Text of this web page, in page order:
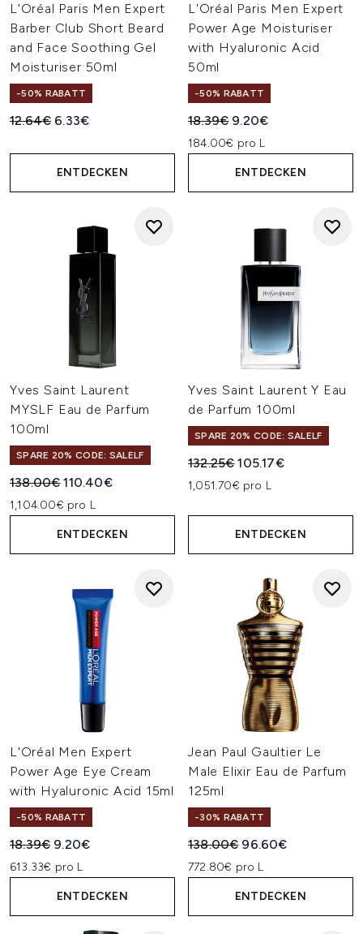
L'Oréal Paris Men Expert
Barber Club Short Beard
and Face Soothing Gel
Moisturiser 50ml
-50% RABATT
Unverbindliche Preisempfehlung:
12.64€ Aktueller Preis:
6.33€
ENTDECKEN
L'Oréal Paris Men Expert
Power Age Moisturiser
with Hyaluronic Acid
50ml
-50% RABATT
Unverbindliche
18.39€ Aktueller Preis:
9.20€
184.00€ pro L
ENTDECKEN
Yves Saint Laurent
MYSLF Eau de Parfum
100ml
SPARE 20% CODE: SALELF
Unverbindliche Preisempfehlung:
138.00€Aktueller Preis:
110.40€
1,104.00€ pro L
ENTDECKEN
Yves Saint Laurent Y Eau
de Parfum 100ml
SPARE 20% CODE: SALELF
Unverbindliche
132.25€Aktueller Preis:
105.17€
1,051.70€ pro L
ENTDECKEN
L'Oréal Men Expert
Power Age Eye Cream
with Hyaluronic Acid 15ml
-50% RABATT
Unverbindliche Preisempfehlung:
18.39€ Aktueller Preis:
9.20€
613.33€ pro L
ENTDECKEN
Jean Paul Gaultier Le
Male Elixir Eau de Parfum
125ml
-30% RABATT
Unverbindliche
138.00€ Aktueller Preis:
96.60€
772.80€ pro L
ENTDECKEN